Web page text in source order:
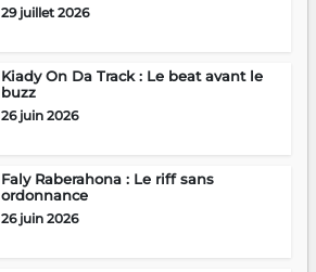
29 juillet 2026
Kiady On Da Track : Le beat avant le
buzz
26 juin 2026
Faly Raberahona : Le riff sans
ordonnance
26 juin 2026